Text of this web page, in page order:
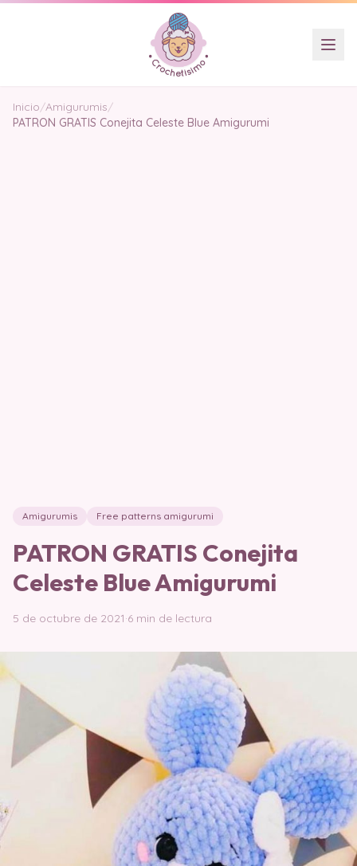
Inicio/Amigurumis/
PATRON GRATIS Conejita Celeste Blue Amigurumi
Amigurumis Free patterns amigurumi
PATRON GRATIS Conejita
Celeste Blue Amigurumi
5 de octubre de 2021·6 min de lectura